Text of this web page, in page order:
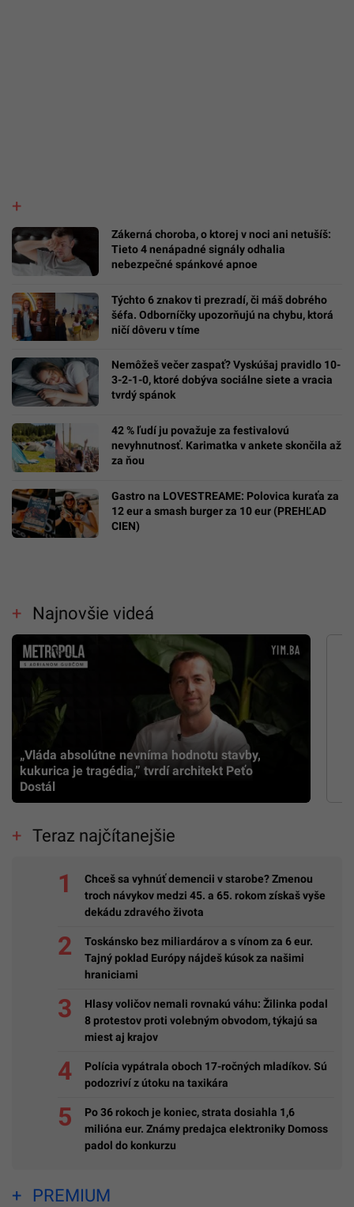
Zákerná choroba, o ktorej v noci ani netušíš:
Tieto 4 nenápadné signály odhalia
nebezpečné spánkové apnoe
Týchto 6 znakov ti prezradí, či máš dobrého
šéfa. Odborníčky upozorňujú na chybu, ktorá
ničí dôveru v tíme
Nemôžeš večer zaspať? Vyskúšaj pravidlo 10-
3-2-1-0, ktoré dobýva sociálne siete a vracia
tvrdý spánok
42 % ľudí ju považuje za festivalovú
nevyhnutnosť. Karimatka v ankete skončila až
za ňou
Gastro na LOVESTREAME: Polovica kuraťa za
12 eur a smash burger za 10 eur (PREHĽAD
CIEN)
Najnovšie videá
„Vláda absolútne nevníma hodnotu stavby,
kukurica je tragédia,” tvrdí architekt Peťo
Dostál
Teraz najčítanejšie
Chceš sa vyhnúť demencii v starobe? Zmenou
troch návykov medzi 45. a 65. rokom získaš vyše
dekádu zdravého života
Toskánsko bez miliardárov a s vínom za 6 eur.
Tajný poklad Európy nájdeš kúsok za našimi
hraniciami
Hlasy voličov nemali rovnakú váhu: Žilinka podal
8 protestov proti volebným obvodom, týkajú sa
miest aj krajov
Polícia vypátrala oboch 17-ročných mladíkov. Sú
podozriví z útoku na taxikára
Po 36 rokoch je koniec, strata dosiahla 1,6
milióna eur. Známy predajca elektroniky Domoss
padol do konkurzu
PREMIUM